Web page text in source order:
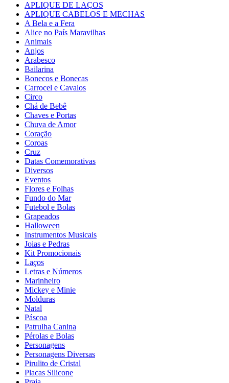
APLIQUE DE LAÇOS
APLIQUE CABELOS E MECHAS
A Bela e a Fera
Alice no País Maravilhas
Animais
Anjos
Arabesco
Bailarina
Bonecos e Bonecas
Carrocel e Cavalos
Circo
Chá de Bebê
Chaves e Portas
Chuva de Amor
Coração
Coroas
Cruz
Datas Comemorativas
Diversos
Eventos
Flores e Folhas
Fundo do Mar
Futebol e Bolas
Grapeados
Halloween
Instrumentos Musicais
Joias e Pedras
Kit Promocionais
Laços
Letras e Números
Marinheiro
Mickey e Minie
Molduras
Natal
Páscoa
Patrulha Canina
Pérolas e Bolas
Personagens
Personagens Diversas
Pirulito de Cristal
Placas Silicone